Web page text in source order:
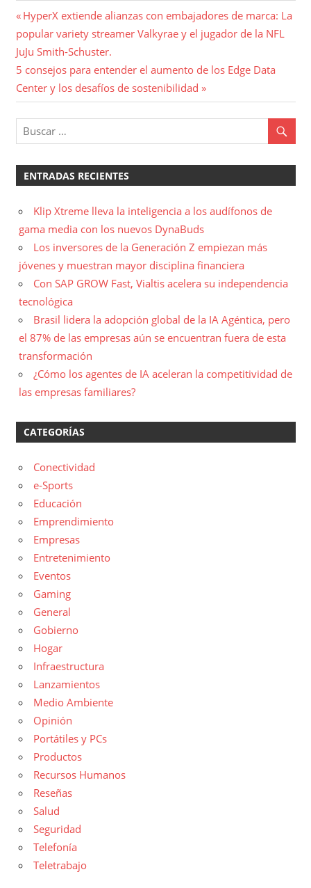
Navegación
de
entradas
Entrada
anterior:
HyperX extiende alianzas con embajadores de marca: La
popular variety streamer Valkyrae y el jugador de la NFL
JuJu Smith-Schuster.
Entrada
siguiente:
5 consejos para entender el aumento de los Edge Data
Center y los desafíos de sostenibilidad
ENTRADAS RECIENTES
Klip Xtreme lleva la inteligencia a los audífonos de
gama media con los nuevos DynaBuds
Los inversores de la Generación Z empiezan más
jóvenes y muestran mayor disciplina financiera
Con SAP GROW Fast, Vialtis acelera su independencia
tecnológica
Brasil lidera la adopción global de la IA Agéntica, pero
el 87% de las empresas aún se encuentran fuera de esta
transformación
¿Cómo los agentes de IA aceleran la competitividad de
las empresas familiares?
CATEGORÍAS
Conectividad
e-Sports
Educación
Emprendimiento
Empresas
Entretenimiento
Eventos
Gaming
General
Gobierno
Hogar
Infraestructura
Lanzamientos
Medio Ambiente
Opinión
Portátiles y PCs
Productos
Recursos Humanos
Reseñas
Salud
Seguridad
Telefonía
Teletrabajo